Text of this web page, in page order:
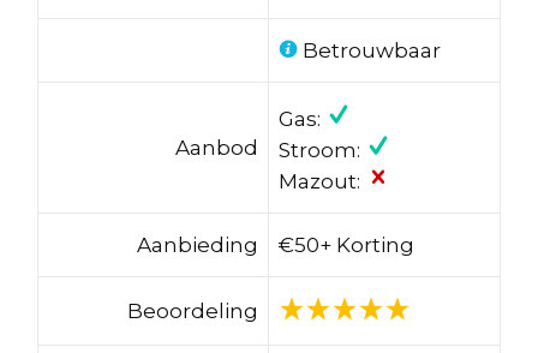
Betrouwbaar
Aanbod
Gas:
Stroom:
Mazout:
Aanbieding €50+ Korting
Beoordeling